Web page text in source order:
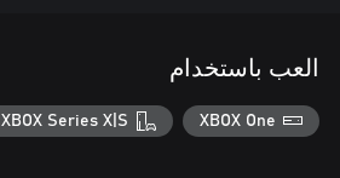
العب باستخدام
XBOX One
XBOX Series X|S